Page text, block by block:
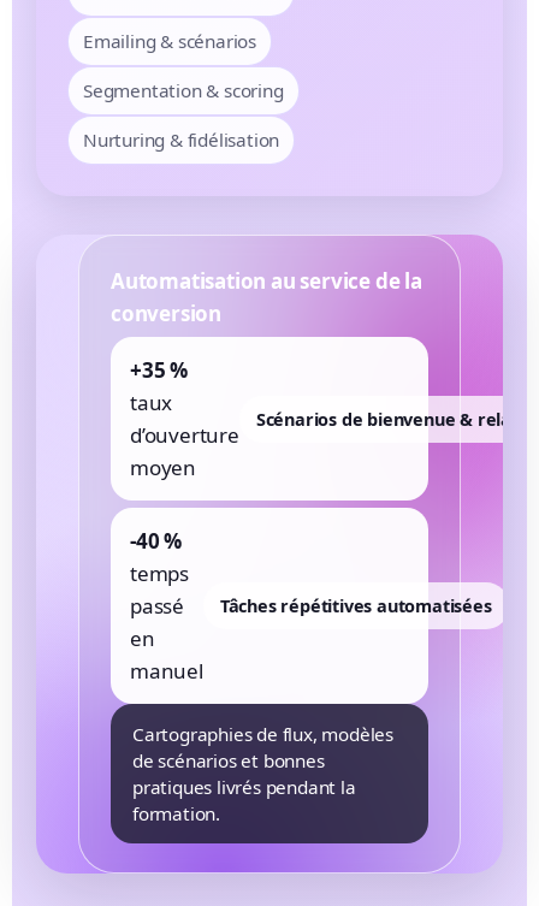
Emailing & scénarios
Segmentation & scoring
Nurturing & fidélisation
Automatisation au service de la
conversion
+35 %
taux
d’ouverture
moyen
Scénarios de bienvenue &
-40 %
temps
passé
en
manuel
Tâches répétitives automatisées
Cartographies de flux, modèles
de scénarios et bonnes
pratiques livrés pendant la
formation.